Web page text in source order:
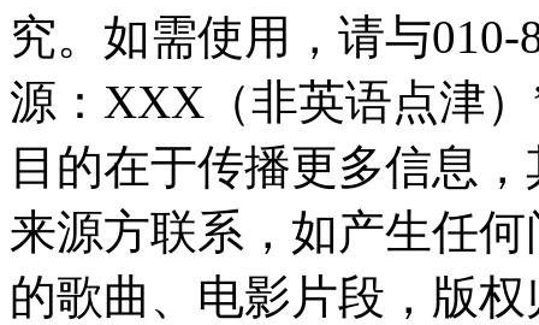
究。如需使用，请与010-
源：XXX（非英语点津
目的在于传播更多信息
来源方联系，如产生任
的歌曲、电影片段，版